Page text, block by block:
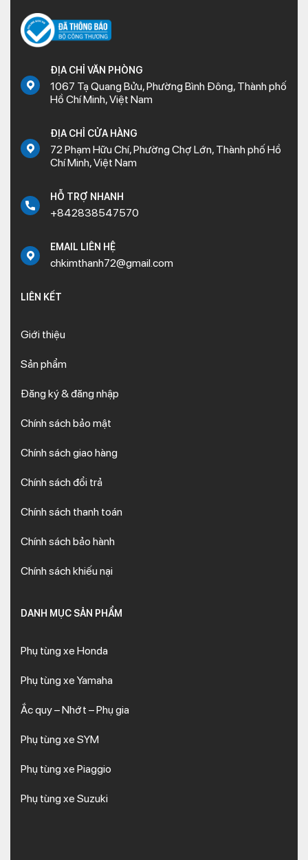
ĐỊA CHỈ VĂN PHÒNG
1067 Tạ Quang Bửu, Phường Bình Đông, Thành phố
Hồ Chí Minh, Việt Nam
ĐỊA CHỈ CỬA HÀNG
72 Phạm Hữu Chí, Phường Chợ Lớn, Thành phố Hồ
Chí Minh, Việt Nam
HỖ TRỢ NHANH
+842838547570
EMAIL LIÊN HỆ
chkimthanh72@gmail.com
LIÊN KẾT
Giới thiệu
Sản phẩm
Đăng ký & đăng nhập
Chính sách bảo mật
Chính sách giao hàng
Chính sách đổi trả
Chính sách thanh toán
Chính sách bảo hành
Chính sách khiếu nại
DANH MỤC SẢN PHẨM
Phụ tùng xe Honda
Phụ tùng xe Yamaha
Ắc quy – Nhớt – Phụ gia
Phụ tùng xe SYM
Phụ tùng xe Piaggio
Phụ tùng xe Suzuki